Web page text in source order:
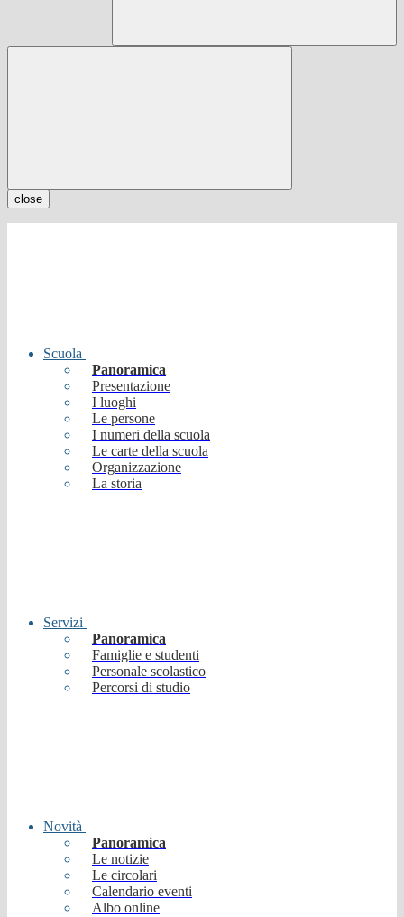
close
Scuola
Panoramica
Presentazione
I luoghi
Le persone
I numeri della scuola
Le carte della scuola
Organizzazione
La storia
Servizi
Panoramica
Famiglie e studenti
Personale scolastico
Percorsi di studio
Novità
Panoramica
Le notizie
Le circolari
Calendario eventi
Albo online